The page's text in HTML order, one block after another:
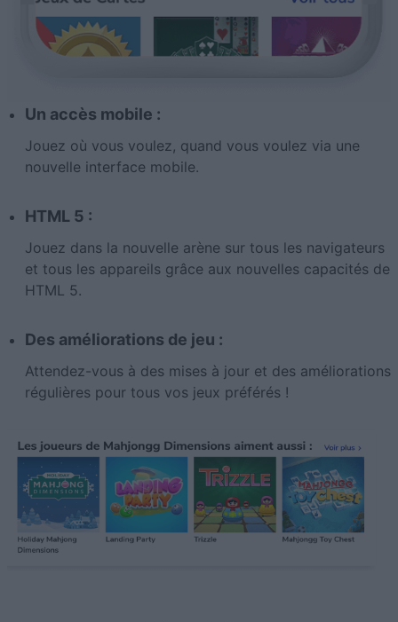
Un accès mobile :
Jouez où vous voulez, quand vous voulez via une
nouvelle interface mobile.
HTML 5 :
Jouez dans la nouvelle arène sur tous les navigateurs
et tous les appareils grâce aux nouvelles capacités de
HTML 5.
Des améliorations de jeu :
Attendez-vous à des mises à jour et des améliorations
régulières pour tous vos jeux préférés !